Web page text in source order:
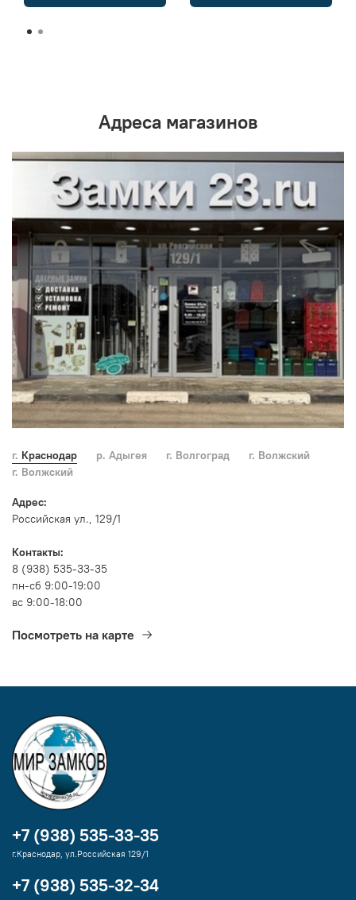
Адреса магазинов
г. Краснодар р. Адыгея г. Волгоград
г. Волжский
г. Волжский
Адрес:
Российская ул., 129/1
Контакты:
8 (938) 535-33-35
пн-сб 9:00-19:00
вс 9:00-18:00
Посмотреть на карте
+7 (938) 535-33-35
г.Краснодар, ул.Российская 129/1
+7 (938) 535-32-34